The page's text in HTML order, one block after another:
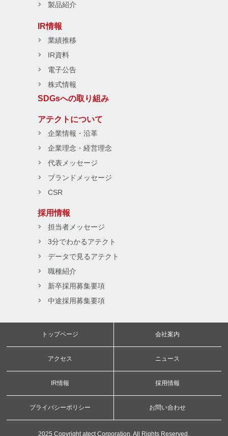
製品紹介
IR情報
業績推移
IR資料
電子公告
株式情報
SDGsへの取り組み
アテクトについて
企業情報・沿革
企業理念・経営理念
代表メッセージ
ブランドメッセージ
CSR
採用情報
担当者メッセージ
3分でわかるアテクト
データで見るアテクト
職種紹介
新卒採用募集要項
中途採用募集要項
トップページ 会社案内
アクセス ニュース
IR情報 採用情報
プライバシーポリシー お問い合わせ
2025 Copyright atect Corporation. All Rights Reserved.